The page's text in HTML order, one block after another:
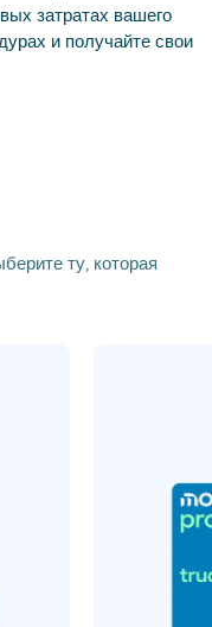
затратах вашего
и получайте свои
ту, которая